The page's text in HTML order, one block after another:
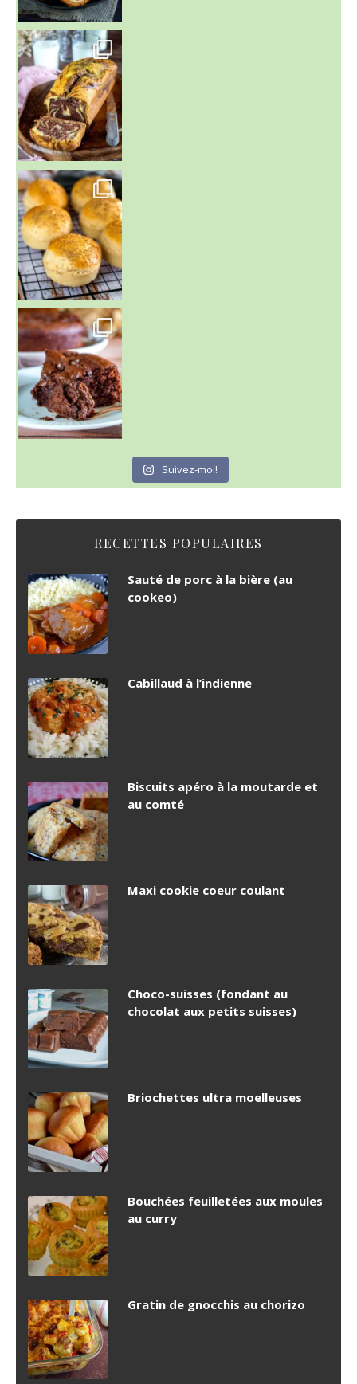
~ BUNS MAISON ~
Un peu de boulange par ici au
~ GÂTEAU FONDANT CHOCO NOISETTE ~
C'est lundi
Suivez-moi!
RECETTES POPULAIRES
Sauté de porc à la bière (au
cookeo)
Cabillaud à l’indienne
Biscuits apéro à la moutarde et
au comté
Maxi cookie coeur coulant
Choco-suisses (fondant au
chocolat aux petits suisses)
Briochettes ultra moelleuses
Bouchées feuilletées aux moules
au curry
Gratin de gnocchis au chorizo